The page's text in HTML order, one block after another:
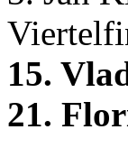
15.
21.